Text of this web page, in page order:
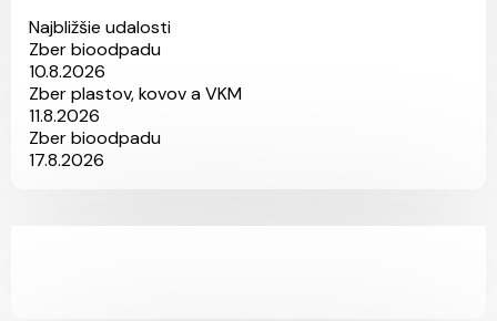
Najbližšie udalosti
Zber bioodpadu
10.8.2026
Zber plastov, kovov a VKM
11.8.2026
Zber bioodpadu
17.8.2026